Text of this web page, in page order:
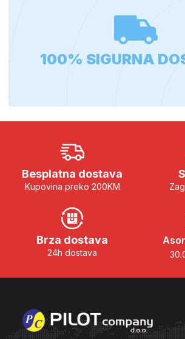
100% SIGURNA
Besplatna dostava
Kupovina preko 200KM
Brza dostava
24h dostava